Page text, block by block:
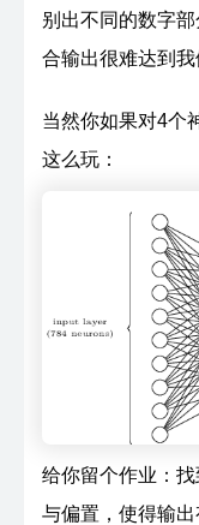
别出不同的数字
合输出很难达到我
当然你如果对4个
这么玩：
给你留个作业：
与偏置，使得输